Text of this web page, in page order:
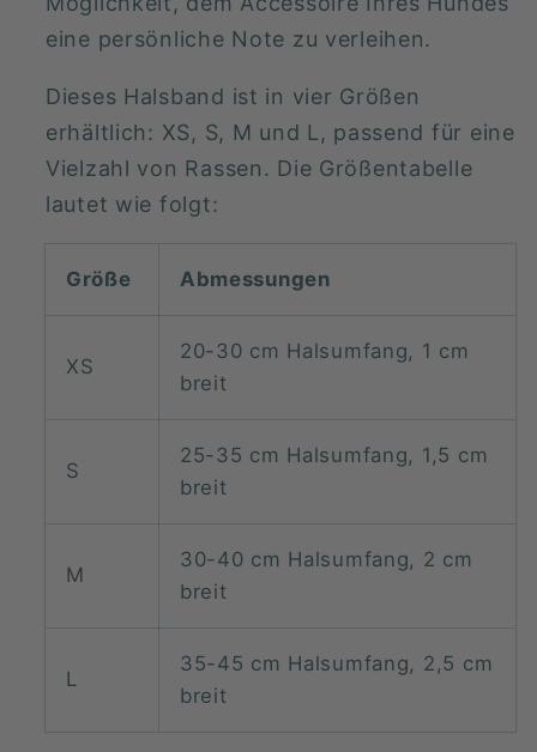
eine persönliche Note zu verleihen.
Dieses Halsband ist in vier Größen
erhältlich: XS, S, M und L, passend für eine
Vielzahl von Rassen. Die Größentabelle
lautet wie folgt:
Größe Abmessungen
XS
20-30 cm Halsumfang, 1 cm
breit
S
25-35 cm Halsumfang, 1,5 cm
breit
M
30-40 cm Halsumfang, 2 cm
breit
L
35-45 cm Halsumfang, 2,5 cm
breit